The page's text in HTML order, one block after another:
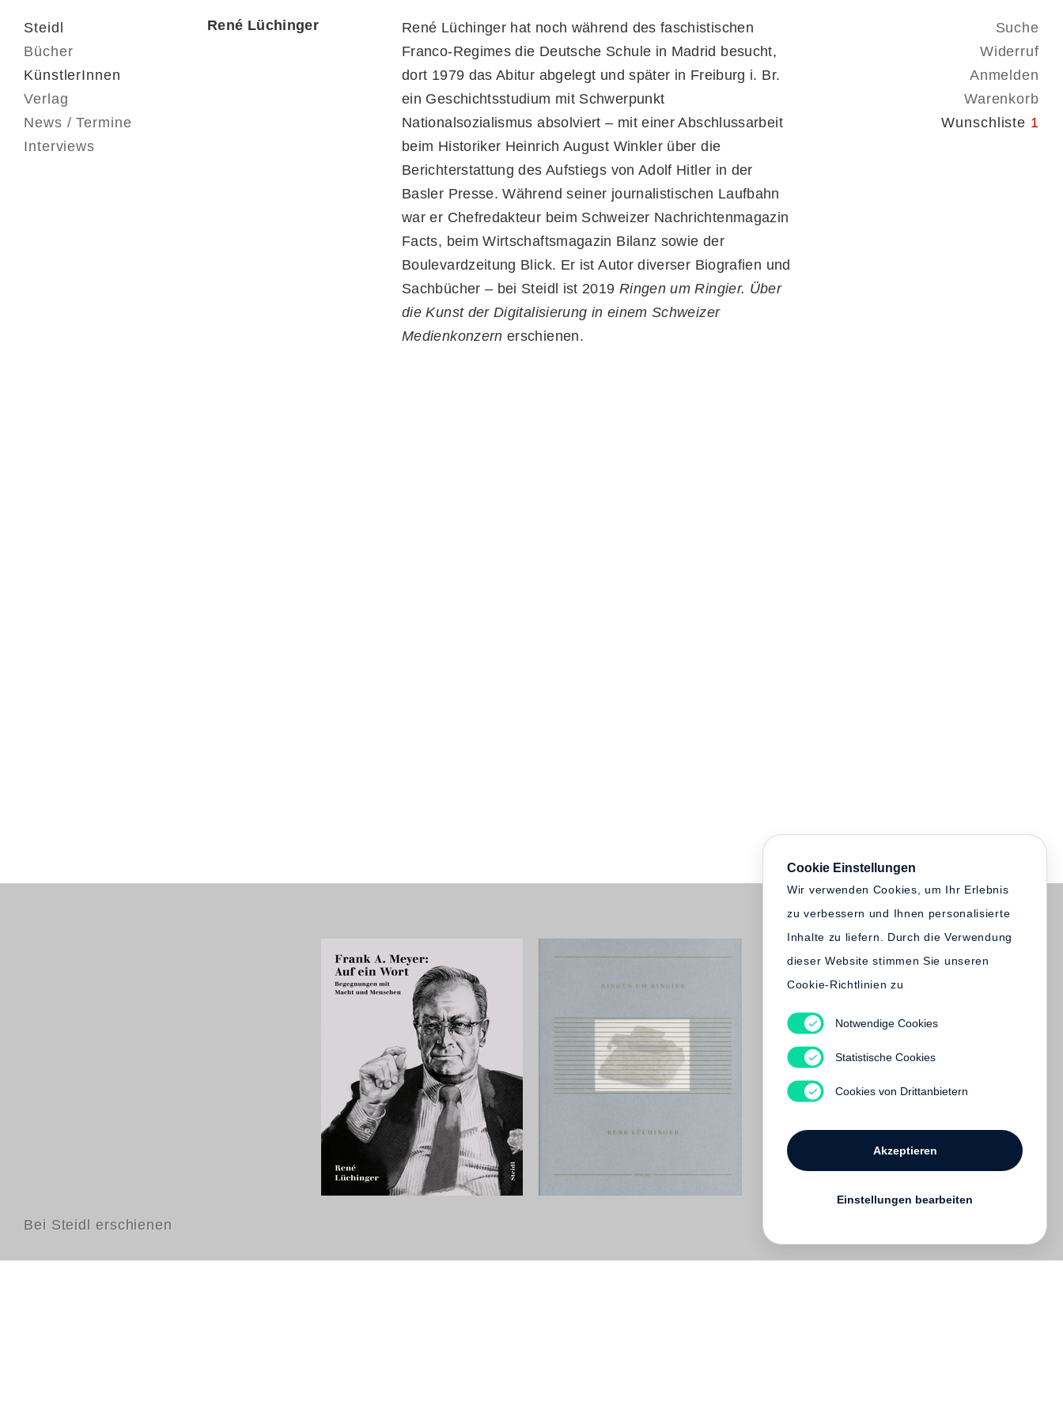
Steidl
Bücher
KünstlerInnen
Verlag
News / Termine
Interviews
Suche
Widerruf
Anmelden
Warenkorb
Wunschliste 1
René Lüchinger
René Lüchinger hat noch während des faschistischen
Franco-Regimes die Deutsche Schule in Madrid besucht,
dort 1979 das Abitur abgelegt und später in Freiburg i. Br.
ein Geschichtsstudium mit Schwerpunkt
Nationalsozialismus absolviert – mit einer Abschlussarbeit
beim Historiker Heinrich August Winkler über die
Berichterstattung des Aufstiegs von Adolf Hitler in der
Basler Presse. Während seiner journalistischen Laufbahn
war er Chefredakteur beim Schweizer Nachrichtenmagazin
Facts, beim Wirtschaftsmagazin Bilanz sowie der
Boulevardzeitung Blick. Er ist Autor diverser Biografien und
Sachbücher – bei Steidl ist 2019 Ringen um Ringier. Über
die Kunst der Digitalisierung in einem Schweizer
Medienkonzern erschienen.
Bei Steidl erschienen
Cookie Einstellungen
Wir verwenden Cookies, um Ihr Erlebnis
zu verbessern und Ihnen personalisierte
Inhalte zu liefern. Durch die Verwendung
dieser Website stimmen Sie unseren
Cookie-Richtlinien zu
Notwendige Cookies
Statistische Cookies
Cookies von Drittanbietern
Akzeptieren
Einstellungen bearbeiten